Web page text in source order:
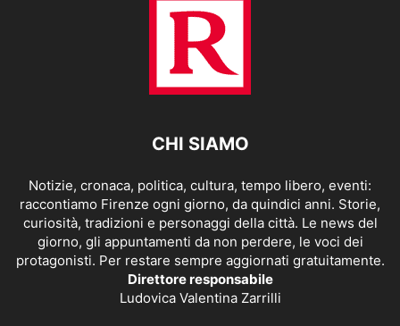
CHI SIAMO
Notizie, cronaca, politica, cultura, tempo libero, eventi:
raccontiamo Firenze ogni giorno, da quindici anni. Storie,
curiosità, tradizioni e personaggi della città. Le news del
giorno, gli appuntamenti da non perdere, le voci dei
protagonisti. Per restare sempre aggiornati gratuitamente.
Direttore responsabile
Ludovica Valentina Zarrilli